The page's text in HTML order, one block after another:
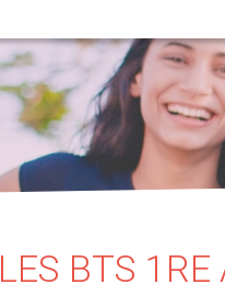
LES BTS 1RE